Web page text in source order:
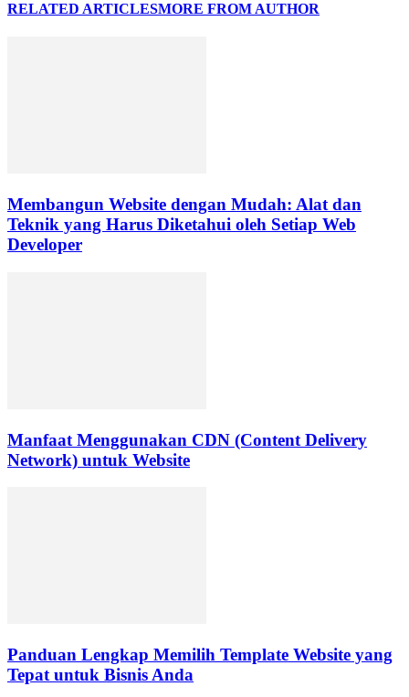
RELATED ARTICLESMORE FROM AUTHOR
Membangun Website dengan Mudah: Alat dan
Teknik yang Harus Diketahui oleh Setiap Web
Developer
Manfaat Menggunakan CDN (Content Delivery
Network) untuk Website
Panduan Lengkap Memilih Template Website yang
Tepat untuk Bisnis Anda